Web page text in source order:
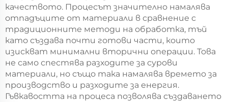
качеството. Процесът значително намалява
отпадъците от материали в сравнение с
традиционните методи на обработка, тъй
като създава почти готови части, които
изискват минимални вторични операции. Това
не само спестява разходите за сурови
материали, но също така намалява времето за
производство и разходите за енергия.
Гъвкавостта на процеса позволява създаването